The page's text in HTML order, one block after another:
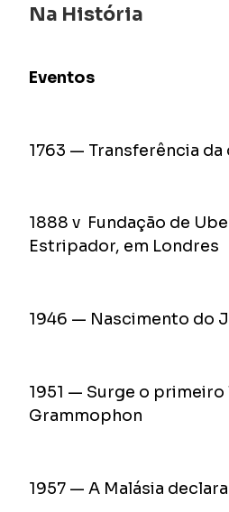
Na História
Eventos
1763 — Transferência
1888 v Fundação de
Estripador, em Londres
1946 — Nascimento do
1951 — Surge o
Grammophon
1957 — A Malásia